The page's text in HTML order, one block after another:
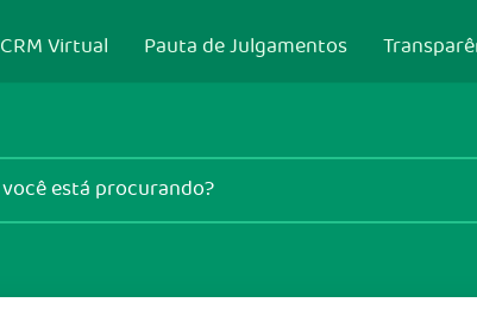
CRM Virtual Pauta de Julgamentos